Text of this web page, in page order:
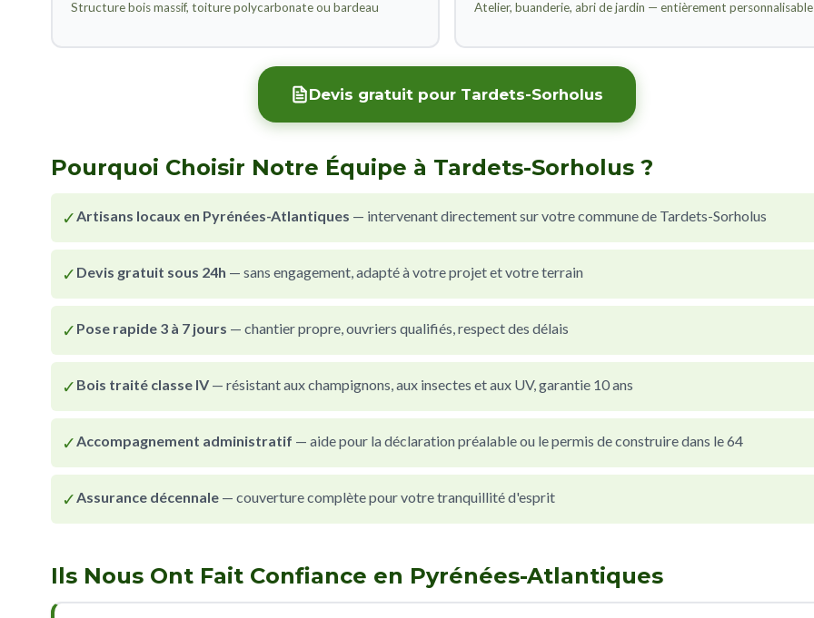
Structure bois massif, toiture polycarbonate ou bardeau Atelier, buanderie, abri de jardin — entièrement personnalisable
Devis gratuit pour Tardets-Sorholus
Pourquoi Choisir Notre Équipe à Tardets-Sorholus ?
✓Artisans locaux en Pyrénées-Atlantiques — intervenant directement sur votre commune de Tardets-Sorholus
✓ Devis gratuit sous 24h — sans engagement, adapté à votre projet et votre terrain
✓ Pose rapide 3 à 7 jours — chantier propre, ouvriers qualifiés, respect des délais
✓ Bois traité classe IV — résistant aux champignons, aux insectes et aux UV, garantie 10 ans
✓Accompagnement administratif — aide pour la déclaration préalable ou le permis de construire dans le 64
✓Assurance décennale — couverture complète pour votre tranquillité d'esprit
Ils Nous Ont Fait Confiance en Pyrénées-Atlantiques